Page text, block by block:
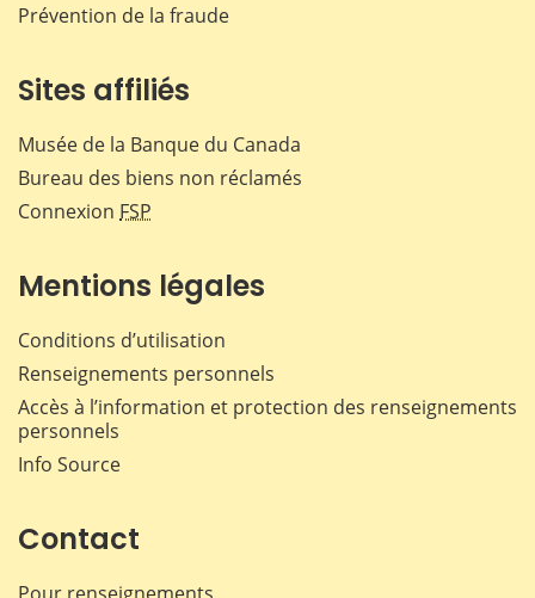
Prévention de la fraude
Sites affiliés
Musée de la Banque du Canada
Bureau des biens non réclamés
Connexion FSP
Mentions légales
Conditions d’utilisation
Renseignements personnels
Accès à l’information et protection des renseignements
personnels
Info Source
Contact